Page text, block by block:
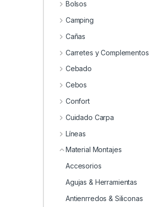
Bolsos
Camping
Cañas
Carretes y Complementos
Cebado
Cebos
Confort
Cuidado Carpa
Líneas
Material Montajes
Accesorios
Agujas & Herramientas
Antienrredos & Siliconas